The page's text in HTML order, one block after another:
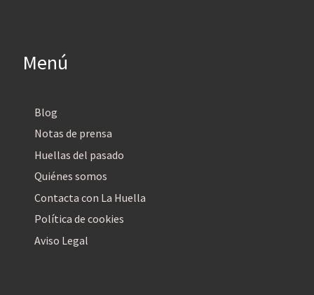
Menú
Blog
Notas de prensa
Huellas del pasado
Quiénes somos
Contacta con La Huella
Política de cookies
Aviso Legal